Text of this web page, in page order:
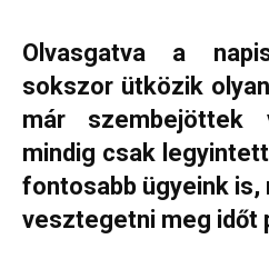
Olvasgatva a
sokszor ütközik
már szembejöttek
mindig csak
fontosabb ügyeink
vesztegetni meg időt